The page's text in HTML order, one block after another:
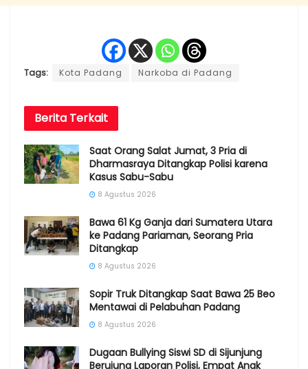
Tags: Kota Padang Narkoba di Padang
Berita Terkait
Saat Orang Salat Jumat, 3 Pria di
Dharmasraya Ditangkap Polisi karena
Kasus Sabu-Sabu
8 Agustus 2026
Bawa 61 Kg Ganja dari Sumatera Utara
ke Padang Pariaman, Seorang Pria
Ditangkap
8 Agustus 2026
Sopir Truk Ditangkap Saat Bawa 25 Beo
Mentawai di Pelabuhan Padang
8 Agustus 2026
Dugaan Bullying Siswi SD di Sijunjung
Berujung Laporan Polisi, Empat Anak